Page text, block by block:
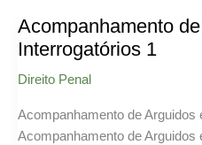
Acompanhamento
Interrogatórios 1
Direito Penal
Acompanhamento de Arguidos
Acompanhamento de Arguidos